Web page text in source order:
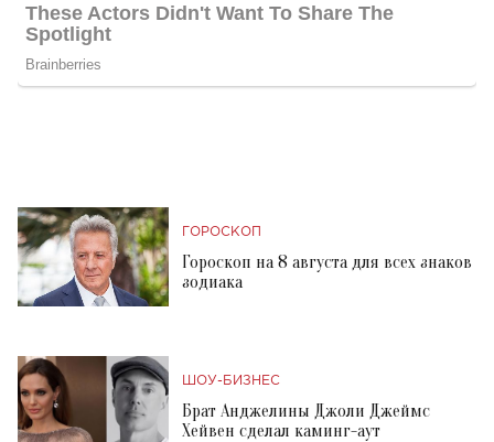
ГОРОСКОП
Гороскоп на 8 августа для всех знаков
зодиака
ШОУ-БИЗНЕС
Брат Анджелины Джоли Джеймс
Хейвен сделал каминг-аут